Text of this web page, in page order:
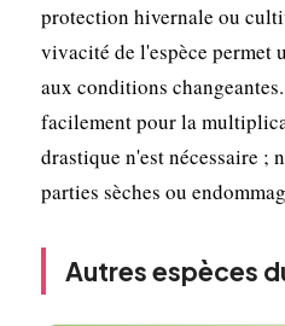
protection hivernale ou
vivacité de l'espèce permet
aux conditions
facilement pour la
drastique n'est nécessaire ;
parties sèches ou
Autres espèces